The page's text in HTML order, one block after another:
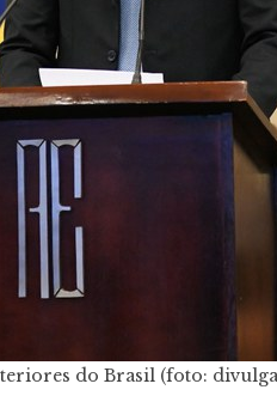
do Brasil (foto: